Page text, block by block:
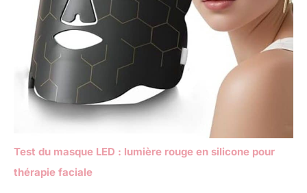
Test du masque LED : lumière rouge en silicone pour
thérapie faciale